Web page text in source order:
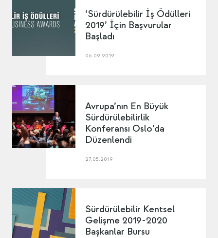
‘Sürdürülebilir İş Ödülleri
2019’ İçin Başvurular
Başladı
06.09.2019
Avrupa’nın En Büyük
Sürdürülebilirlik
Konferansı Oslo’da
Düzenlendi
27.05.2019
Sürdürülebilir Kentsel
Gelişme 2019-2020
Başkanlar Bursu